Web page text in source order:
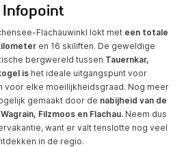
Infopoint
Flachauwinkl lokt met een totale
en 16 skiliften. De geweldige
bergwereld tussen Tauernkar,
is het ideale uitgangspunt voor
voor elke moeilijkheidsgraad. Nog meer
gemaakt door de nabijheid van de
Filzmoos en Flachau.Neem dus
want er valt tenslotte nog veel
in de regio.